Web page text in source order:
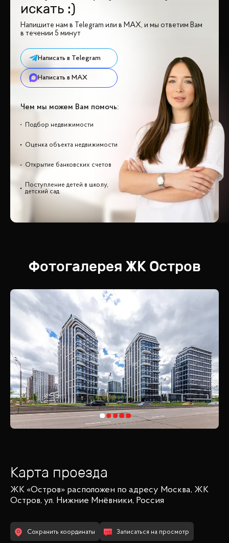
искать :)
Напишите нам в Telegram или в MAX, и мы ответим Вам
в течении 5 минут
Написать в Telegram
Написать в MAX
Чем мы можем Вам помочь:
Подбор недвижимости
Оценка объекта недвижимости
Открытие банковских счетов
Поступление детей в школу,
детский сад
Фотогалерея ЖК Остров
Карта проезда
ЖК «Остров» расположен по адресу Москва, ЖК
Остров, ул. Нижние Мнёвники, Россия
Сохранить координаты Записаться на просмотр